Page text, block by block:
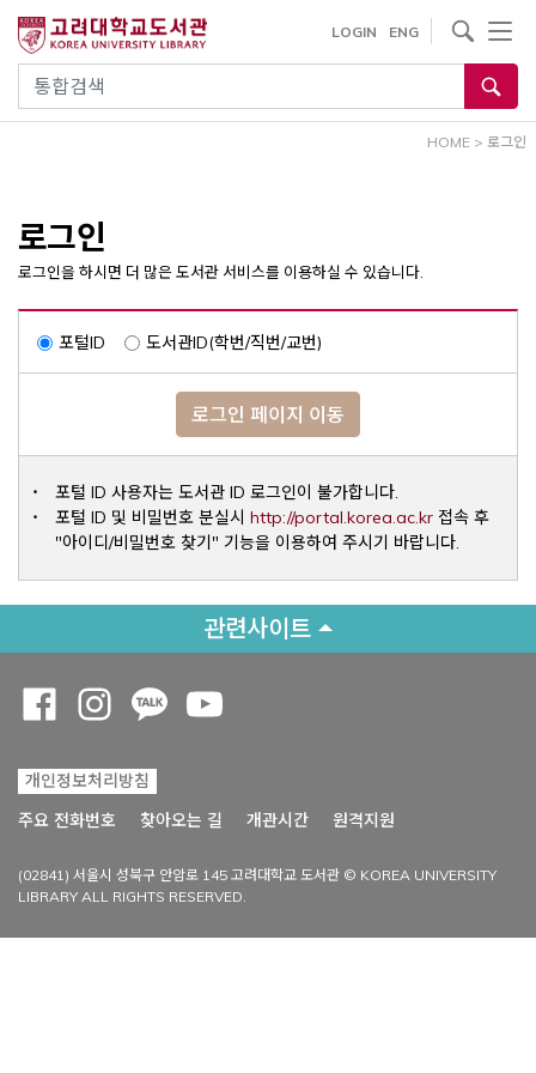
건
통합검색
LOGIN ENG
사이트내 검색
HOME > 로그인
로그인
로그인을 하시면 더 많은 도서관 서비스를 이용하실 수 있습니다.
포털ID 도서관ID(학번/직번/교번)
로그인 페이지 이동
포털 ID 사용자는 도서관 ID 로그인이 불가합니다.
포털 ID 및 비밀번호 분실시 http://portal.korea.ac.krOpens a
접속 후
"아이디/비밀번호 찾기" 기능을 이용하여 주시기 바랍니다.
관련사이트
개인정보처리방침
주요 전화번호
찾아오는 길 개관시간 원격지원
(02841) 서울시 성북구 안암로 145 고려대학교 도서관 © KOREA UNIVERSITY
LIBRARY ALL RIGHTS RESERVED.
Opens a new window
Opens a new window
Opens a new window